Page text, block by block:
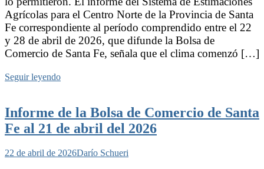
Agrícolas para el Centro Norte de la Provincia de Santa
Fe correspondiente al período comprendido entre el 22
y 28 de abril de 2026, que difunde la Bolsa de
Comercio de Santa Fe, señala que el clima comenzó […]
Seguir leyendo
Informe de la Bolsa de Comercio de Santa
Fe al 21 de abril del 2026
22 de abril de 2026Darío Schueri